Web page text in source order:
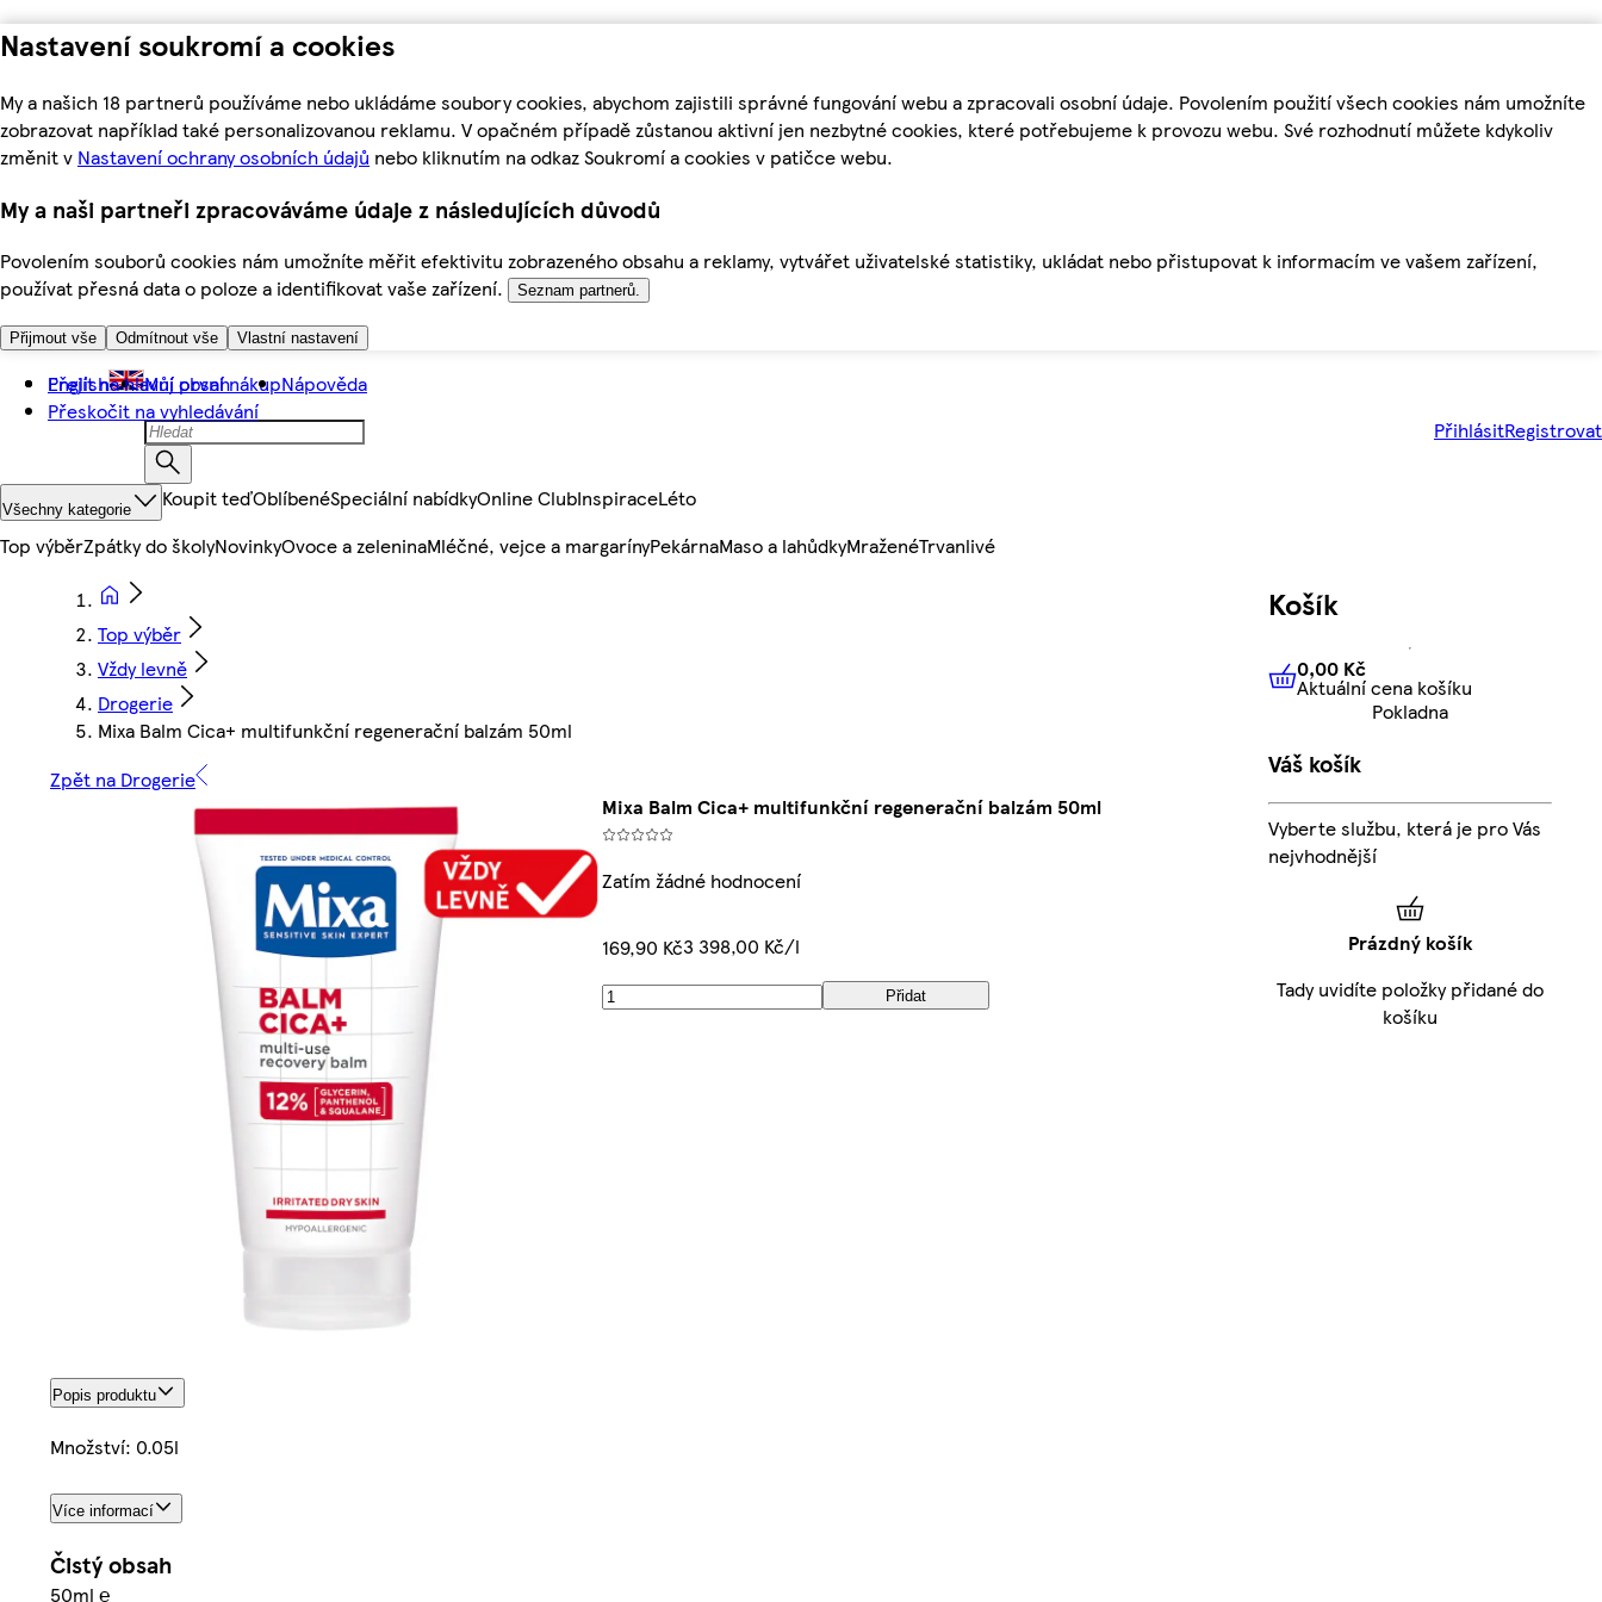
Nastavení soukromí a cookies
My a našich 18 partnerů používáme nebo ukládáme soubory cookies, abychom zajistili správné fungování webu a zpracovali osobní údaje. Povolením použití všech cookies nám umožníte
zobrazovat například také personalizovanou reklamu. V opačném případě zůstanou aktivní jen nezbytné cookies, které potřebujeme k provozu webu. Své rozhodnutí můžete kdykoliv
změnit v Nastavení ochrany osobních údajů nebo kliknutím na odkaz Soukromí a cookies v patičce webu.
My a naši partneři zpracováváme údaje z následujících důvodů
Povolením souborů cookies nám umožníte měřit efektivitu zobrazeného obsahu a reklamy, vytvářet uživatelské statistiky, ukládat nebo přistupovat k informacím ve vašem zařízení,
používat přesná data o poloze a identifikovat vaše zařízení.
Seznam partnerů.
Přijmout vše Odmítnout vše Vlastní nastavení
Přejít na hlavní obsah
Přeskočit na vyhledávání
English Můj první nákupNápověda
PřihlásitRegistrovat
Všechny kategorie Koupit teďOblíbenéSpeciální nabídkyOnline ClubInspiraceLéto
Top výběrZpátky do školyNovinkyOvoce a zeleninaMléčné, vejce a margarínyPekárnaMaso a lahůdkyMraženéTrvanlivé
Top výběr
Vždy levně
Drogerie
Mixa Balm Cica+ multifunkční regenerační balzám 50ml
Zpět na Drogerie
Mixa Balm Cica+ multifunkční regenerační balzám 50ml
Zatím žádné hodnocení
169,90 Kč3 398,00 Kč/l
Přidat
Popis produktu
Množství: 0.05l
Více informací
Čistý obsah
50ml ℮
Košík
0,00 KčAktuální cena košíku
0,00 Kč
Aktuální cena košíku
Pokladna
Váš košík
Vyberte službu, která je pro Vás
nejvhodnější
Prázdný košík
Tady uvidíte položky přidané do
košíku